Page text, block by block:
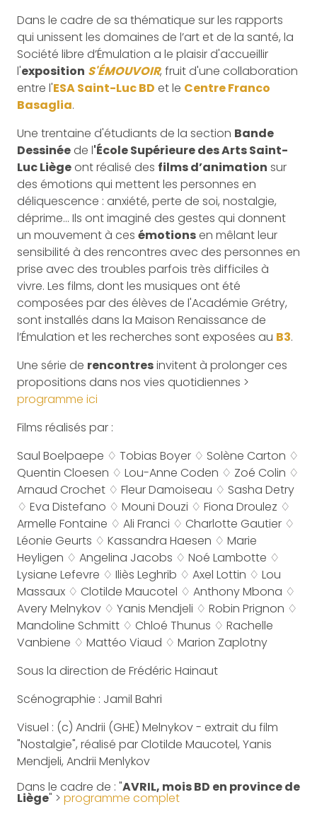
Dans le cadre de sa thématique sur les rapports
qui unissent les domaines de l’art et de la santé, la
Société libre d’Émulation a le plaisir d'accueillir
l'exposition S'ÉMOUVOIR, fruit d'une collaboration
entre l'ESA Saint-Luc BD et le Centre Franco
Basaglia.
Une trentaine d'étudiants de la section Bande
Dessinéede l'École Supérieure des Arts Saint-
Luc Liègeont réalisé des films d’animation sur
des émotions qui mettent les personnes en
déliquescence : anxiété, perte de soi, nostalgie,
déprime... Ils ont imaginé des gestes qui donnent
un mouvement à ces émotionsen mêlant leur
sensibilité à des rencontres avec des personnes en
prise avec des troubles parfois très difficiles à
vivre. Les films, dont les musiques ont été
composées par des élèves de l'Académie Grétry,
sont installés dans la Maison Renaissance de
l’Émulation et les recherches sont exposées au B3.
Une série de rencontresinvitent à prolonger ces
propositions dans nos vies quotidiennes >
programme ici
Films réalisés par :
Saul Boelpaepe ♢ Tobias Boyer ♢ Solène Carton ♢
Quentin Cloesen ♢ Lou-Anne Coden ♢ Zoé Colin ♢
Arnaud Crochet ♢ Fleur Damoiseau ♢ Sasha Detry
♢ Eva Distefano ♢ Mouni Douzi ♢ Fiona Droulez ♢
Armelle Fontaine ♢ Ali Franci ♢ Charlotte Gautier ♢
Léonie Geurts ♢ Kassandra Haesen ♢ Marie
Heyligen ♢ Angelina Jacobs ♢ Noé Lambotte ♢
Lysiane Lefevre ♢ Iliès Leghrib ♢ Axel Lottin ♢ Lou
Massaux ♢ Clotilde Maucotel ♢ Anthony Mbona ♢
Avery Melnykov ♢ Yanis Mendjeli ♢ Robin Prignon ♢
Mandoline Schmitt ♢ Chloé Thunus ♢ Rachelle
Vanbiene ♢ Mattéo Viaud ♢ Marion Zaplotny
Sous la direction de Frédéric Hainaut
Scénographie : Jamil Bahri
Visuel : (c) Andrii (GHE) Melnykov - extrait du film
"Nostalgie", réalisé par Clotilde Maucotel, Yanis
Mendjeli, Andrii Menlykov
Dans le cadre de : "AVRIL, mois BD en province de
Liège" > programme complet